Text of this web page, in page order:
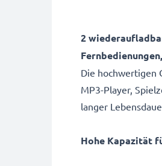
2
Die hochwertigen
MP3-Player,
langer
Hohe Kapazität